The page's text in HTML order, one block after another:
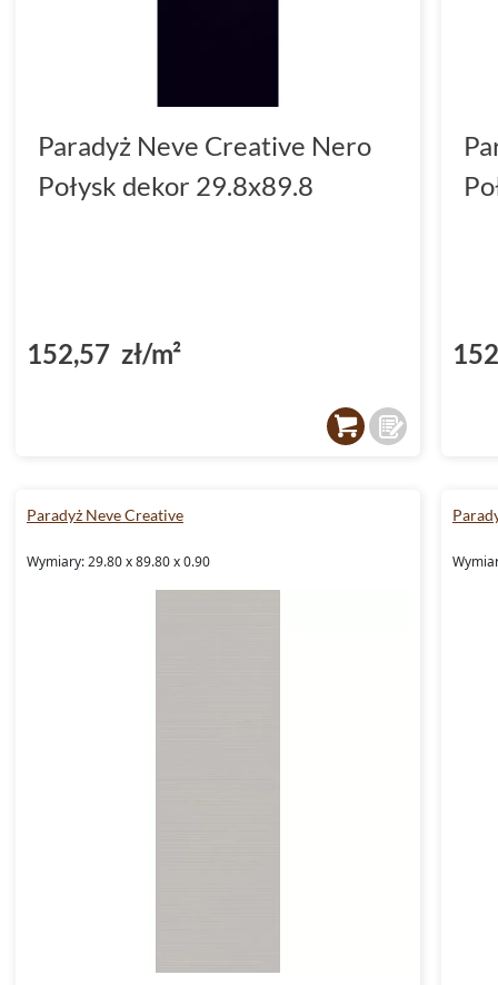
Paradyż Neve Creative Nero
Połysk dekor 29.8x89.8
152,57 zł/m²
Paradyż Neve Creative
Wymiary: 29.80 x 89.80 x 0.90